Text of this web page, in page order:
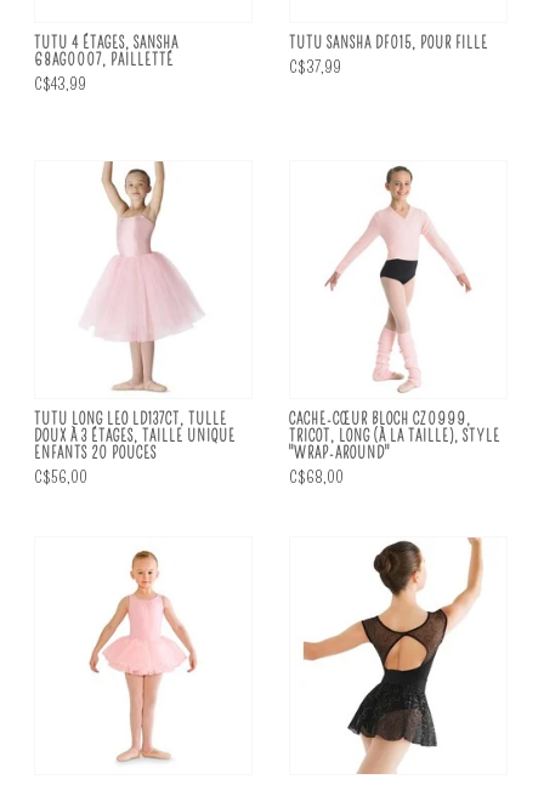
TUTU 4 ÉTAGES, SANSHA
68AG0007, PAILLETTÉ
C$43,99
TUTU SANSHA DF015, POUR FILLE
C$37,99
TUTU LONG LEO LD137CT, TULLE
DOUX À 3 ÉTAGES, TAILLE UNIQUE
ENFANTS 20 POUCES
C$56,00
CACHE-CŒUR BLOCH CZ0999,
TRICOT, LONG (À LA TAILLE), STYLE
"WRAP-AROUND"
C$68,00